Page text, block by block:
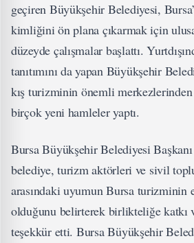
geçiren Büyükşehir Belediyesi,
kimliğini ön plana çıkarmak için
düzeyde çalışmalar başlattı.
tanıtımını da yapan Büyükşehir
kış turizminin önemli
birçok yeni hamleler yaptı.
Bursa Büyükşehir Belediyesi
belediye, turizm aktörleri ve sivil
arasındaki uyumun Bursa turizminin
olduğunu belirterek birlikteliğe katkı
teşekkür etti. Bursa Büyükşehir